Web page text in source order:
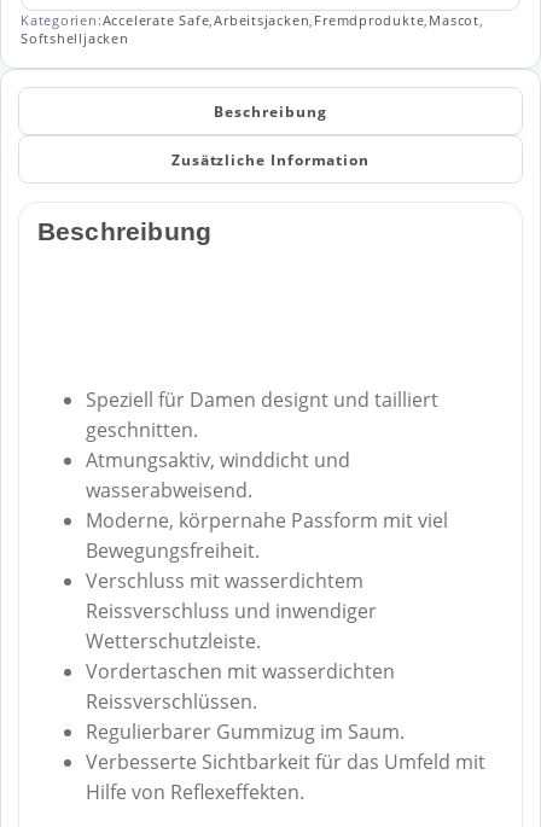
Menge
Kategorien:Accelerate Safe,Arbeitsjacken, Fremdprodukte, Mascot,
Softshelljacken
Beschreibung
Zusätzliche Information
Beschreibung
Speziell für Damen designt und tailliert
geschnitten.
Atmungsaktiv, winddicht und
wasserabweisend.
Moderne, körpernahe Passform mit viel
Bewegungsfreiheit.
Verschluss mit wasserdichtem
Reissverschluss und inwendiger
Wetterschutzleiste.
Vordertaschen mit wasserdichten
Reissverschlüssen.
Regulierbarer Gummizug im Saum.
Verbesserte Sichtbarkeit für das Umfeld mit
Hilfe von Reflexeffekten.